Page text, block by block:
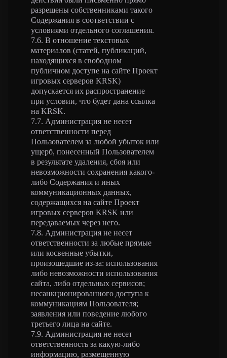
разрешены собственниками такого
Содержания в соответствии с
условиями отдельного соглашения.
7.6. В отношение текстовых
материалов (статей, публикаций,
находящихся в свободном
публичном доступе на сайте Проект
игровых серверов KRSK)
допускается их распространение
при условии, что будет дана ссылка
на KRSK.
7.7. Администрация не несет
ответственности перед
Пользователем за любой убыток или
ущерб, понесенный Пользователем
в результате удаления, сбоя или
невозможности сохранения какого-
либо Содержания и иных
коммуникационных данных,
содержащихся на сайте Проект
игровых серверов KRSK или
передаваемых через него.
7.8. Администрация не несет
ответственности за любые прямые
или косвенные убытки,
произошедшие из-за: использования
либо невозможности использования
сайта, либо отдельных сервисов;
несанкционированного доступа к
коммуникациям Пользователя;
заявления или поведение любого
третьего лица на сайте.
7.9. Администрация не несет
ответственность за какую-либо
информацию, размещенную